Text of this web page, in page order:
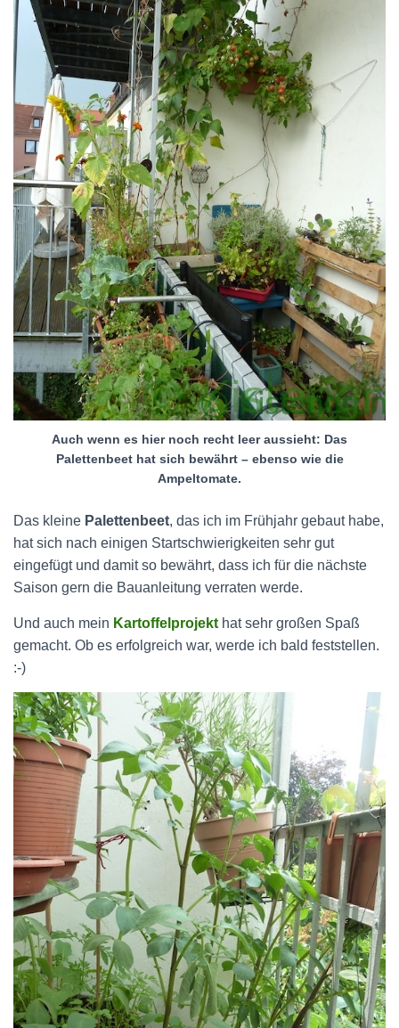
Auch wenn es hier noch recht leer aussieht: Das
Palettenbeet hat sich bewährt – ebenso wie die
Ampeltomate.
Das kleine Palettenbeet, das ich im Frühjahr gebaut habe,
hat sich nach einigen Startschwierigkeiten sehr gut
eingefügt und damit so bewährt, dass ich für die nächste
Saison gern die Bauanleitung verraten werde.
Und auch mein Kartoffelprojekt hat sehr großen Spaß
gemacht. Ob es erfolgreich war, werde ich bald feststellen.
:-)